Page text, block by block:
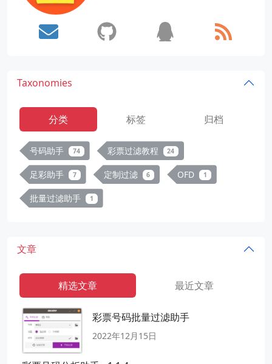
Taxonomies
分类 标签 归档
号码助手 74 彩票过滤教程 24
足彩助手 7 定制过滤 6 OFD 1
批量过滤助手 1
文章
精选文章 最近文章
彩票号码批量过滤助手
2022年12月15日